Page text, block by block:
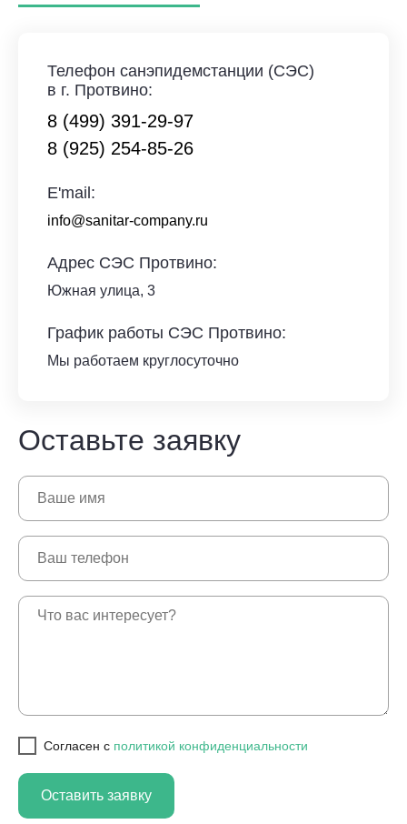
Телефон санэпидемстанции (СЭС)
в г. Протвино:
8 (499) 391-29-97
8 (925) 254-85-26
E'mail:
info@sanitar-company.ru
Адрес СЭС Протвино:
Южная улица, 3
График работы СЭС Протвино:
Мы работаем круглосуточно
Оставьте заявку
Cогласен с политикой конфиденциальности
Оставить заявку